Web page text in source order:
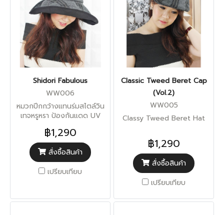
Shidori Fabulous
WW006
หมวกปีกกว้างแทนร่มสไตล์วิน
เทจหรูหรา ป้องกันแดด UV
฿1,290
สั่งซื้อสินค้า
เปรียบเทียบ
Classic Tweed Beret Cap
(Vol.2)
WW005
Classy Tweed Beret Hat
฿1,290
สั่งซื้อสินค้า
เปรียบเทียบ